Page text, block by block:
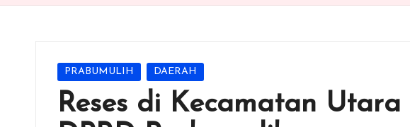
Posted
PRABUMULIH DAERAH
Reses di Kecamatan